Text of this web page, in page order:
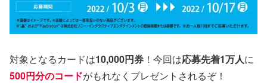
対象となるカードは10,000円券 ！今回は応募先着1万人に
500円分のコードがもれなくプレゼントされるぞ！